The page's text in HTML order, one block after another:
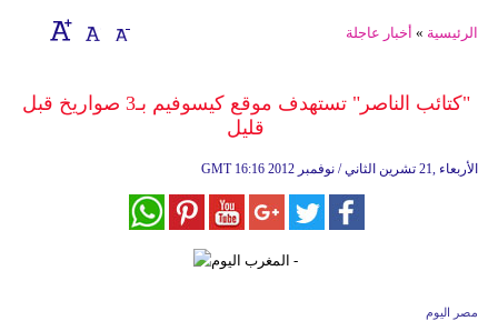
إقتصاد
وموسيقى
الرئيسية » أخبار عاجلة
"كتائب الناصر" تستهدف موقع كيسوفيم بـ3 صواريخ قبل
قليل
GMT 16:16 2012 الأربعاء ,21 تشرين الثاني / نوفمبر
مصر اليوم